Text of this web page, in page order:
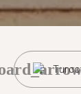
Turco